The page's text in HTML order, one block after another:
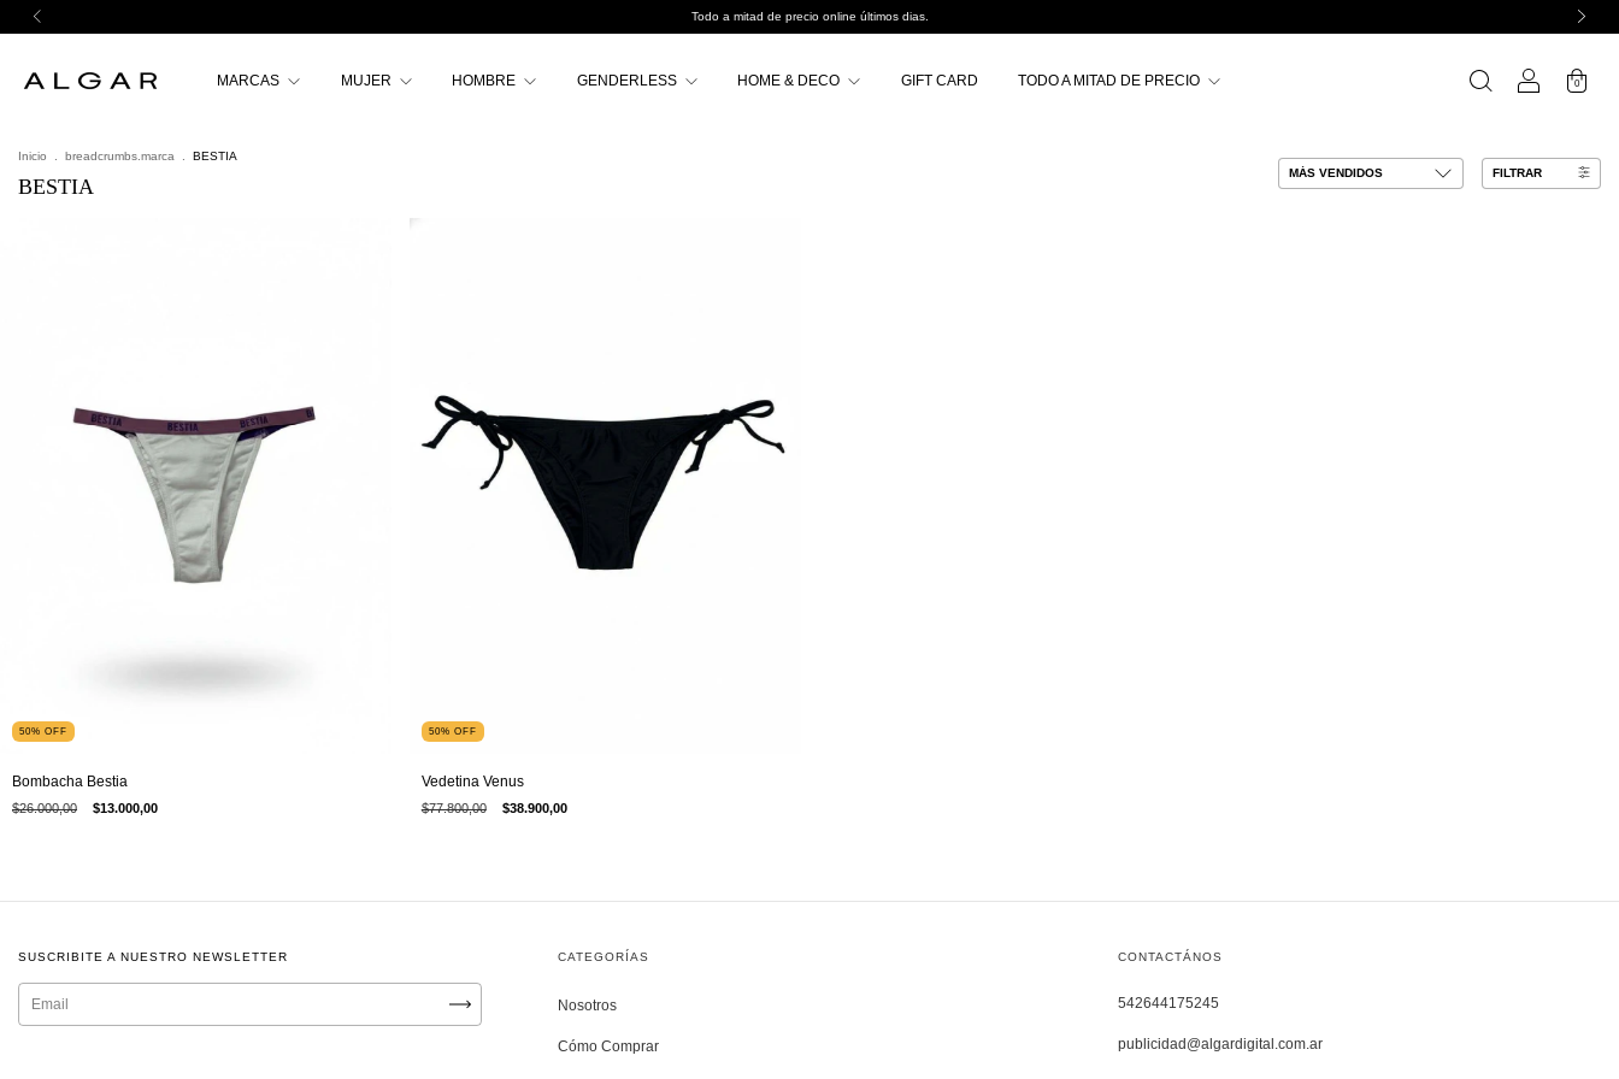
Todo a mitad de precio online últimos dias.
MARCAS MUJER HOMBRE GENDERLESS HOME & DECO GIFT CARD TODO A MITAD DE PRECIO 0
Inicio breadcrumbs.marca BESTIA
BESTIA
FILTRAR
50% OFF
Bombacha Bestia
$26.000,00 $13.000,00
50% OFF
Vedetina Venus
$77.800,00 $38.900,00
SUSCRIBITE A NUESTRO NEWSLETTER CATEGORÍAS
Nosotros
Cómo Comprar
CONTACTÁNOS
542644175245
publicidad@algardigital.com.ar